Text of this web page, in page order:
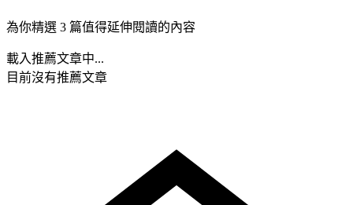
為你精選 3 篇值得延伸閱讀的內容
載入推薦文章中...
目前沒有推薦文章